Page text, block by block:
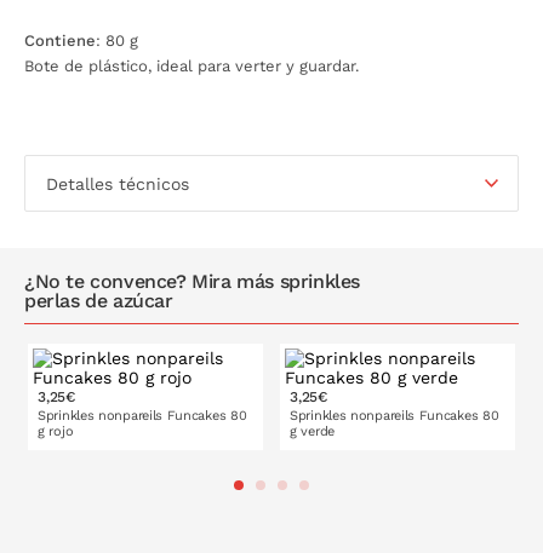
Contiene: 80 g
Bote de plástico, ideal para verter y guardar.
Detalles técnicos
¿No te convence? Mira más sprinkles
perlas de azúcar
3,25€
Sprinkles nonpareils Funcakes 80
g rojo
3,25€
Sprinkles nonpareils Funcakes 80
g verde